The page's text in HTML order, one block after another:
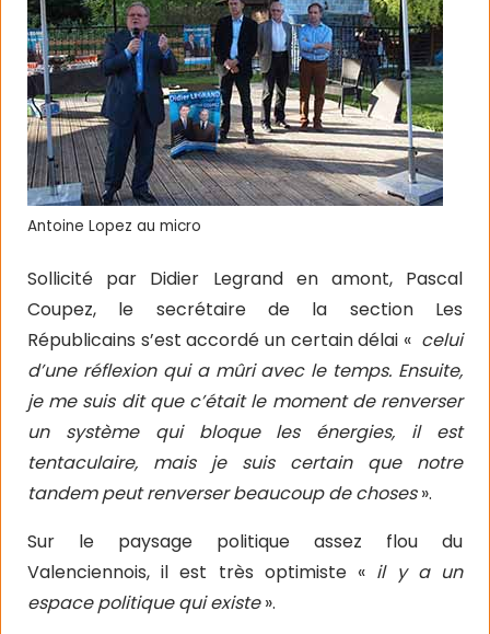
Antoine Lopez au micro
Sollicité par Didier Legrand en amont, Pascal
Coupez, le secrétaire de la section Les
Républicains s’est accordé un certain délai « celui
d’une réflexion qui a mûri avec le temps. Ensuite,
je me suis dit que c’était le moment de renverser
un système qui bloque les énergies, il est
tentaculaire, mais je suis certain que notre
tandem peut renverser beaucoup de choses».
Sur le paysage politique assez flou du
Valenciennois, il est très optimiste « il y a un
espace politique qui existe».